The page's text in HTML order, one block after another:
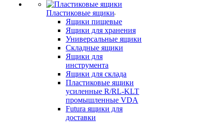
Пластиковые ящики
Ящики пищевые
Ящики для хранения
Универсальные ящики
Складные ящики
Ящики для
инструмента
Ящики для склада
Пластиковые ящики
усиленные R/RL-KLT
промышленные VDA
Futura ящики для
доставки